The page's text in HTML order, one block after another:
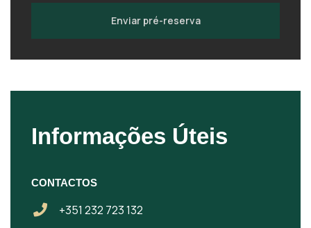
Enviar pré-reserva
Informações Úteis
CONTACTOS
+351 232 723 132